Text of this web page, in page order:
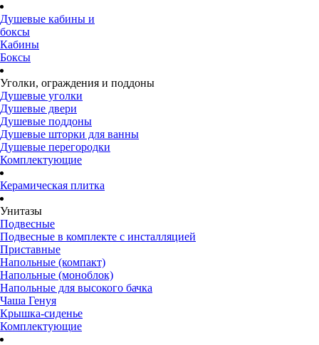
Душевые кабины и
боксы
Кабины
Боксы
Уголки, ограждения и поддоны
Душевые уголки
Душевые двери
Душевые поддоны
Душевые шторки для ванны
Душевые перегородки
Комплектующие
Керамическая плитка
Унитазы
Подвесные
Подвесные в комплекте с инсталляцией
Приставные
Напольные (компакт)
Напольные (моноблок)
Напольные для высокого бачка
Чаша Генуя
Крышка-сиденье
Комплектующие